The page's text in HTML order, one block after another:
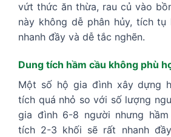
vứt thức ăn thừa, rau củ vào
này không dễ phân hủy, tích tụ
nhanh đầy và dễ tắc nghẽn.
Dung tích hầm cầu không phù
Một số hộ gia đình xây dựng
tích quá nhỏ so với số lượng
gia đình 6-8 người nhưng
tích 2-3 khối sẽ rất nhanh